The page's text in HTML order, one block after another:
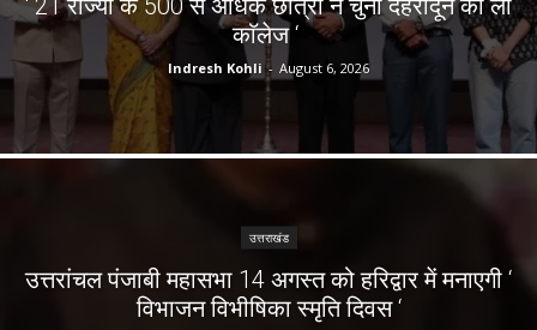
काॅलेज ‘
Indresh Kohli - August 6, 2026
उत्तराखंड
उत्तरांचल पंजाबी महासभा 14 अगस्त को हरिद्वार में मनाएगी ‘
विभाजन विभीषिका स्मृति दिवस ‘